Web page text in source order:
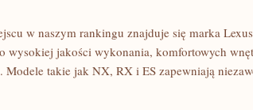
w naszym rankingu znajduje się⁣ marka
wysokiej jakości wykonania, komfortowych
Modele takie jak NX, RX i ‌ES⁣ zapewniają‌